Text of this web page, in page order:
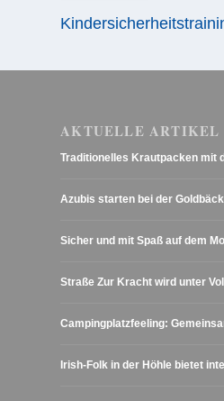
AKTUELLE ARTIKEL
Traditionelles Krautpacken mit
Azubis starten bei der
Sicher und mit Spaß auf dem
Straße Zur Kracht wird unter
Campingplatzfeeling:
Irish-Folk in der Höhle bietet